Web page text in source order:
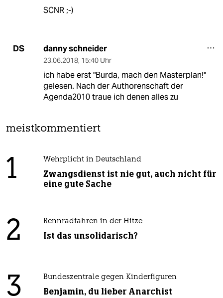
SCNR ;-)
DS danny schneider
23.06.2018, 15:40 Uhr
ich habe erst "Burda, mach den Masterplan!"
gelesen. Nach der Authorenschaft der
Agenda2010 traue ich denen alles zu
meistkommentiert
1 Wehrplicht in Deutschland
Zwangsdienst ist nie gut, auch nicht für
eine gute Sache
2 Rennradfahren in der Hitze
Ist das unsolidarisch?
3 Bundeszentrale gegen Kinderfiguren
Benjamin, du lieber Anarchist